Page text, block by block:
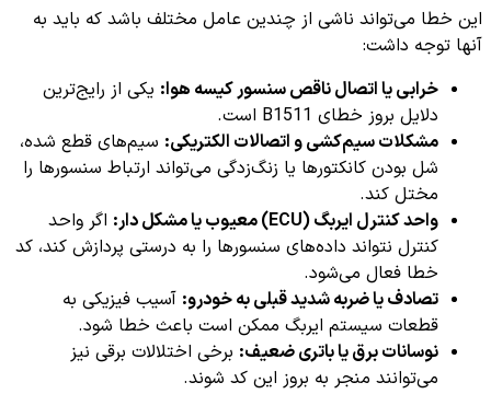
این خطا می‌تواند ناشی از چندین عامل مختلف باشد که باید به
آنها توجه داشت:
خرابی یا اتصال ناقص سنسور کیسه هوا: یکی از رایج‌ترین
دلایل بروز خطای B1511 است.
مشکلات سیم‌کشی و اتصالات الکتریکی: سیم‌های قطع شده،
شل بودن کانکتورها یا زنگ‌زدگی می‌تواند ارتباط سنسورها را
مختل کند.
واحد کنترل ایربگ (ECU) معیوب یا مشکل دار:
اگر واحد
کنترل نتواند داده‌های سنسورها را به درستی پردازش کند، کد
خطا فعال می‌شود.
تصادف یا ضربه شدید قبلی به خودرو: آسیب فیزیکی به
قطعات سیستم ایربگ ممکن است باعث خطا شود.
نوسانات برق یا باتری ضعیف: برخی اختلالات برقی نیز
می‌توانند منجر به بروز این کد شوند.